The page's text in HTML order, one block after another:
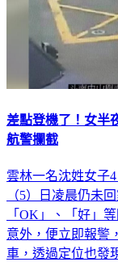
差點登機了！女半
航警攔截
雲林一名沈姓女子
（5）日凌晨仍未
「OK」、「好」
意外，便立即報警
車，透過定位也發